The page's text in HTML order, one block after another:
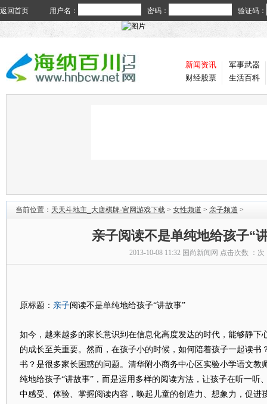
返回首页 用户名： 密码： 验证码：
新闻资讯
财经股票
军事武器
生活百科
当前位置： 天天斗地主_大唐棋牌-官网游戏下载 > 女性频道 > 亲子频道 >
亲子阅读不是单纯地给孩子“
2013-10-08 11:32 国尚新闻网 点击次数 ： 次
原标题： 亲子阅读不是单纯地给孩子“讲故事”
如今，越来越多的家长意识到在信息化高度发达的时代，能够静下
的成长至关重要。然而，在孩子小的时候，如何陪着孩子一起读书
书？是很多家长困惑的问题。清华附小商务中心区实验小学语文教
纯地给孩子“讲故事”，而是运用多样的阅读方法，让孩子在听一听
中感受、体验、掌握阅读内容，唤起儿童的创造力、想象力，促进